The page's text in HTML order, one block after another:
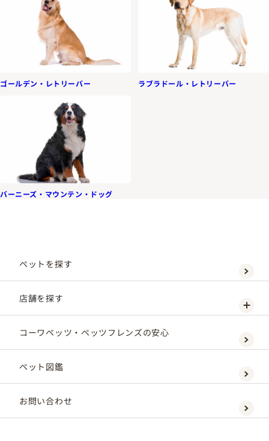
ゴールデン・レトリーバー ラブラドール・レトリーバー
バーニーズ・マウンテン・ドッグ
ペットを探す
店舗を探す
コーワペッツ・ペッツフレンズの安心
ペット図鑑
お問い合わせ